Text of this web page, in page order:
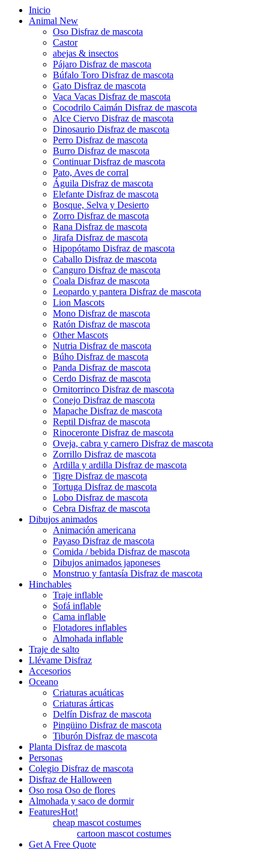
Inicio
Animal New
Oso Disfraz de mascota
Castor
abejas & insectos
Pájaro Disfraz de mascota
Búfalo Toro Disfraz de mascota
Gato Disfraz de mascota
Vaca Vacas Disfraz de mascota
Cocodrilo Caimán Disfraz de mascota
Alce Ciervo Disfraz de mascota
Dinosaurio Disfraz de mascota
Perro Disfraz de mascota
Burro Disfraz de mascota
Continuar Disfraz de mascota
Pato, Aves de corral
Águila Disfraz de mascota
Elefante Disfraz de mascota
Bosque, Selva y Desierto
Zorro Disfraz de mascota
Rana Disfraz de mascota
Jirafa Disfraz de mascota
Hipopótamo Disfraz de mascota
Caballo Disfraz de mascota
Canguro Disfraz de mascota
Coala Disfraz de mascota
Leopardo y pantera Disfraz de mascota
Lion Mascots
Mono Disfraz de mascota
Ratón Disfraz de mascota
Other Mascots
Nutria Disfraz de mascota
Búho Disfraz de mascota
Panda Disfraz de mascota
Cerdo Disfraz de mascota
Ornitorrinco Disfraz de mascota
Conejo Disfraz de mascota
Mapache Disfraz de mascota
Reptil Disfraz de mascota
Rinoceronte Disfraz de mascota
Oveja, cabra y carnero Disfraz de mascota
Zorrillo Disfraz de mascota
Ardilla y ardilla Disfraz de mascota
Tigre Disfraz de mascota
Tortuga Disfraz de mascota
Lobo Disfraz de mascota
Cebra Disfraz de mascota
Dibujos animados
Animación americana
Payaso Disfraz de mascota
Comida / bebida Disfraz de mascota
Dibujos animados japoneses
Monstruo y fantasía Disfraz de mascota
Hinchables
Traje inflable
Sofá inflable
Cama inflable
Flotadores inflables
Almohada inflable
Traje de salto
Llévame Disfraz
Accesorios
Oceano
Criaturas acuáticas
Criaturas árticas
Delfín Disfraz de mascota
Pingüino Disfraz de mascota
Tiburón Disfraz de mascota
Planta Disfraz de mascota
Personas
Colegio Disfraz de mascota
Disfraz de Halloween
Oso rosa Oso de flores
Almohada y saco de dormir
FeaturesHot!
cheap mascot costumes
cartoon mascot costumes
Get A Free Quote